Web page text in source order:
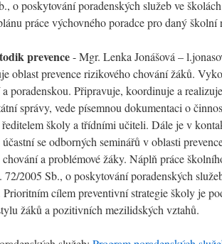
o poskytování poradenských služeb ve
práce výchovného poradce pro daný školní
prevence- Mgr. Lenka Jonášová –
oblast prevence rizikového chování žáků.
poradenskou. Připravuje, koordinuje a
správy, vede písemnou dokumentaci o
ředitelem školy a třídními učiteli. Dále je v
účastní se odborných seminářů v oblasti
a problémové žáky. Náplň práce
72/2005 Sb., o poskytování poradenských
cílem preventivní strategie školy je
žáků a pozitivních mezilidských vztahů.